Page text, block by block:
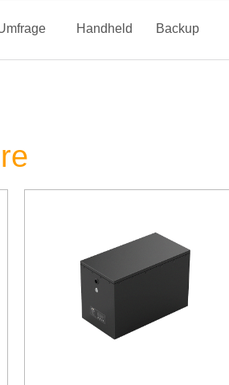
Handheld Backup